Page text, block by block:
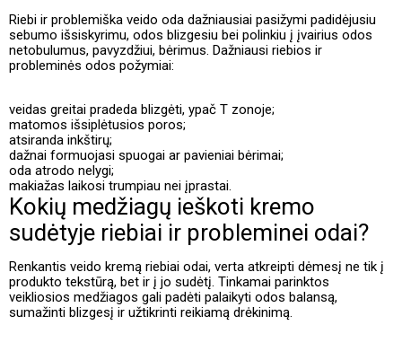
Riebi ir problemiška veido oda dažniausiai pasižymi padidėjusiu
sebumo išsiskyrimu, odos blizgesiu bei polinkiu į įvairius odos
netobulumus, pavyzdžiui, bėrimus. Dažniausi riebios ir
probleminės odos požymiai:
veidas greitai pradeda blizgėti, ypač T zonoje;
matomos išsiplėtusios poros;
atsiranda inkštirų;
dažnai formuojasi spuogai ar pavieniai bėrimai;
oda atrodo nelygi;
makiažas laikosi trumpiau nei įprastai.
Kokių medžiagų ieškoti kremo
sudėtyje riebiai ir probleminei odai?
Renkantis veido kremą riebiai odai, verta atkreipti dėmesį ne tik į
produkto tekstūrą, bet ir į jo sudėtį. Tinkamai parinktos
veikliosios medžiagos gali padėti palaikyti odos balansą,
sumažinti blizgesį ir užtikrinti reikiamą drėkinimą.